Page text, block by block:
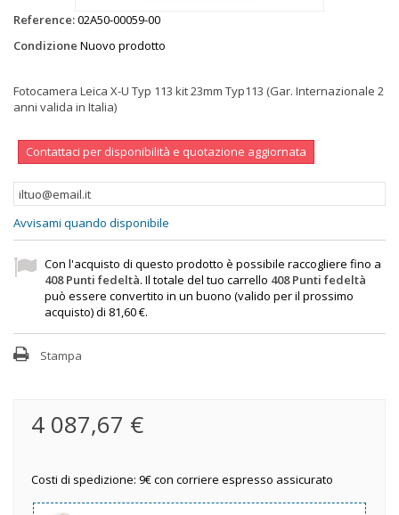
Reference:02A50-00059-00
Condizione Nuovo prodotto
Fotocamera Leica X-U Typ 113 kit 23mm Typ113 (Gar. Internazionale 2
anni valida in Italia)
Contattaci per disponibilità e quotazione aggiornata
Avvisami quando disponibile
Con l'acquisto di questo prodotto è possibile raccogliere fino a
408Punti fedeltà. Il totale del tuo carrello 408Punti fedeltà
può essere convertito in un buono (valido per il prossimo
acquisto) di 81,60 €.
Stampa
4 087,67 €
Costi di spedizione: 9€ con corriere espresso assicurato